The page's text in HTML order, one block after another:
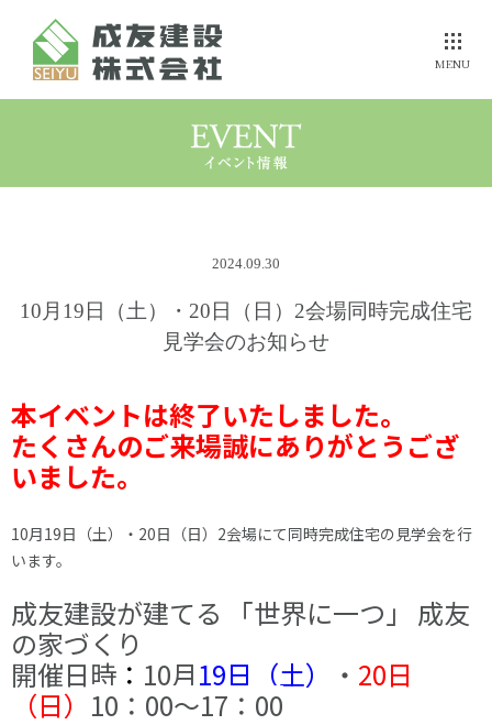
MENU
誰よりも
健康にこだわる方へ
成友の家事例集
土地をお探しの方へ
2024.09.30
10月19日（土）・20日（日）2会場同時完成住宅
見学会のお知らせ
本イベントは終了いたしました。
たくさんのご来場誠にありがとうござ
いました。
10月19日（土）・20日（日）2会場にて同時完成住宅の見学会を行
います。
成友建設が建てる 「世界に一つ」 成友
の家づくり
開催日時 ： 10月19日（土） ・ 20日
（日） 10：00～17：00